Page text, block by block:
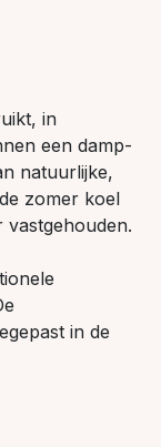
in
een damp-
natuurlijke,
zomer koel
in de